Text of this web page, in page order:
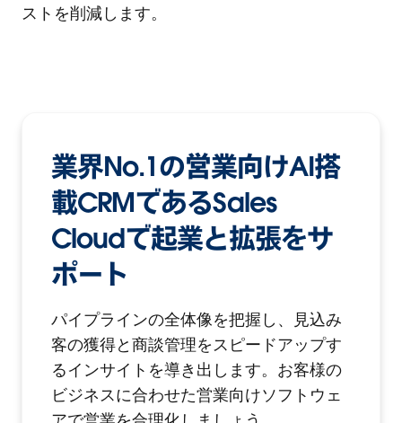
ストを削減します。
業界No.1の営業向けAI搭
載CRMであるSales
Cloudで起業と拡張をサ
ポート
パイプラインの全体像を把握し、見込み
客の獲得と商談管理をスピードアップす
るインサイトを導き出します。お客様の
ビジネスに合わせた営業向けソフトウェ